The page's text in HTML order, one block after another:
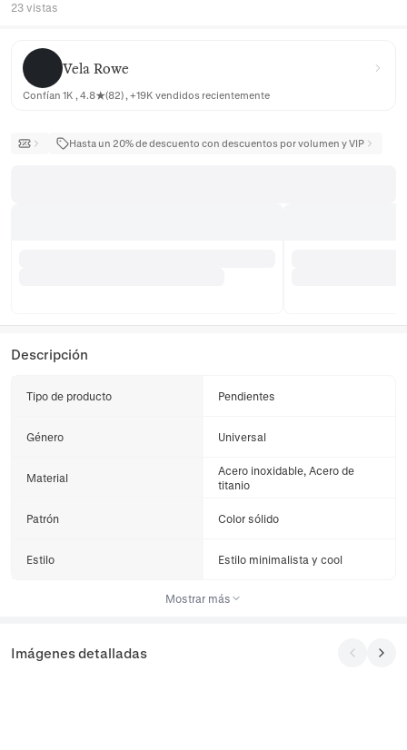
23 vistas
Vela Rowe
Vela Rowe
Confían 1K , 4.8★(82) , +19K vendidos recientemente
Hasta un 20% de descuento con descuentos por volumen y VIP
Descripción
Tipo de producto Pendientes
Género Universal
Material
Acero inoxidable, Acero de
titanio
Patrón Color sólido
Estilo Estilo minimalista y cool
Mostrar más
Imágenes detalladas